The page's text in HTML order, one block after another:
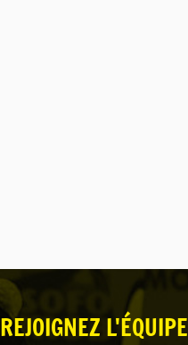
REJOIGNEZ L'ÉQUIPE